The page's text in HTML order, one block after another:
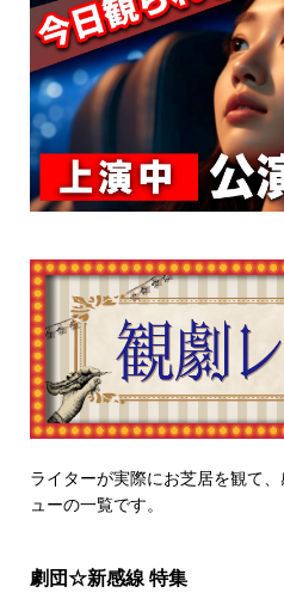
ライターが実際にお芝居を観て
ューの一覧です。
劇団☆新感線 特集